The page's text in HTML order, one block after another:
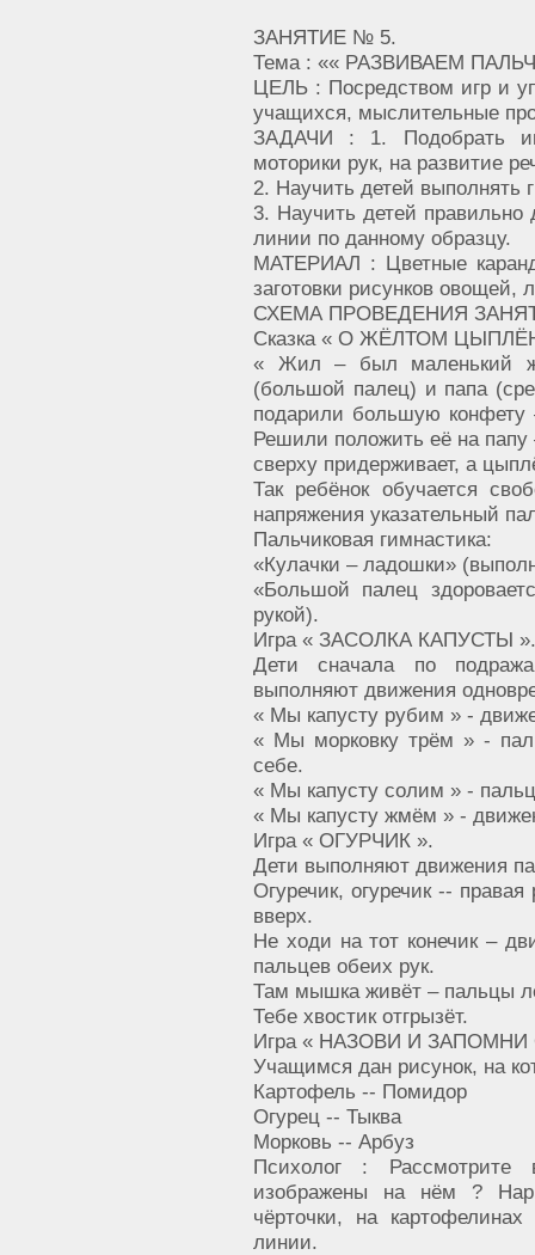
ЗАНЯТИЕ № 5.
Тема : «« РАЗВИВАЕМ
ЦЕЛЬ : Посредством игр и
учащихся, мыслительные
ЗАДАЧИ : 1. Подобрать
моторики рук, на развитие
2. Научить детей выполнять
3. Научить детей
линии по данному образцу.
МАТЕРИАЛ : Цветные
заготовки рисунков
СХЕМА ПРОВЕДЕНИЯ
Сказка « О ЖЁЛТОМ
« Жил – был маленький
(большой палец) и папа
подарили большую конфету
Решили положить её на
сверху придерживает, а
Так ребёнок обучается
напряжения указательный
Пальчиковая гимнастика:
«Кулачки – ладошки»
«Большой палец
рукой).
Игра « ЗАСОЛКА КАПУСТЫ ».
Дети сначала по
выполняют движения
« Мы капусту рубим » -
« Мы морковку трём » -
себе.
« Мы капусту солим » -
« Мы капусту жмём » -
Игра « ОГУРЧИК ».
Дети выполняют движения
Огуречик, огуречик --
вверх.
Не ходи на тот конечик –
пальцев обеих рук.
Там мышка живёт – пальцы
Тебе хвостик отгрызёт.
Игра « НАЗОВИ И
Учащимся дан рисунок, на
Картофель -- Помидор
Огурец -- Тыква
Морковь -- Арбуз
Психолог : Рассмотрите
изображены на нём ?
чёрточки, на
линии.